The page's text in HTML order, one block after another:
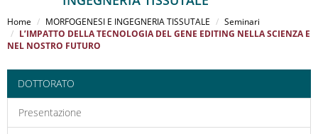
al
contenuto
principale
Home MORFOGENESI E INGEGNERIA TISSUTALE
Seminari
L’IMPATTO DELLA TECNOLOGIA DEL GENE EDITING NELLA SCIENZA E
NEL NOSTRO FUTURO
DOTTORATO
Presentazione